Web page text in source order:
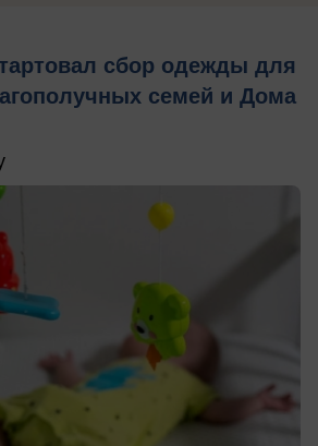
сбор одежды для
семей и Дома